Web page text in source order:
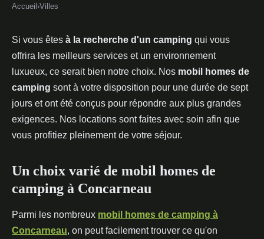
Accueil ›Villes
Si vous êtes à la recherche d'un camping qui vous
offrira les meilleurs services et un environnement
luxueux, ce serait bien notre choix. Nos mobil homes de
camping sont à votre disposition pour une durée de sept
jours et ont été conçus pour répondre aux plus grandes
exigences. Nos locations sont faites avec soin afin que
vous profitiez pleinement de votre séjour.
Un choix varié de mobil homes de
camping à Concarneau
Parmi les nombreux mobil homes de camping à
Concarneau, on peut facilement trouver ce qu'on